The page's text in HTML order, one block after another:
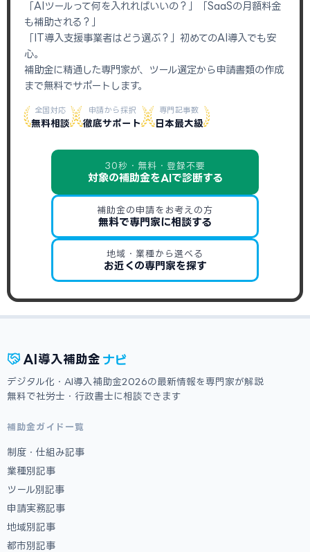
「AIツールって何を入れればいいの？」「SaaSの月額料金
も補助される？」
「IT導入支援事業者はどう選ぶ？」初めてのAI導入でも安
心。
補助金に精通した専門家が、ツール選定から申請書類の作成
まで無料でサポートします。
全国対応
無料相談
申請から採択
徹底サポート
専門記事数
日本最大級
30秒・無料・登録不要
対象の補助金をAIで診断する
補助金の申請をお考えの方
無料で専門家に相談する
地域・業種から選べる
お近くの専門家を探す
AI 導入補助金 ナビ
デジタル化・AI導入補助金2026の最新情報を専門家が解説
無料で社労士・行政書士に相談できます
補助金ガイド一覧
制度・仕組み記事
業種別記事
ツール別記事
申請実務記事
地域別記事
都市別記事